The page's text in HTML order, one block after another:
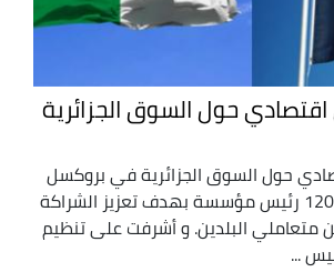
حول السوق الجزائرية
حول السوق الجزائرية في بروكسل
بمشاركة أكثر من 120 رئيس مؤسسة بهدف تعزيز الشراكة
متعاملي البلدين. و أشرفت على تنظيم
...